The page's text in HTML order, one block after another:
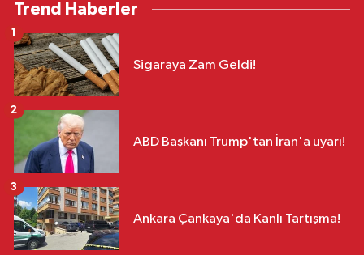
Trend Haberler
Sigaraya Zam Geldi!
1
ABD Başkanı Trump'tan İran'a uyarı!
2
Ankara Çankaya'da Kanlı Tartışma!
3